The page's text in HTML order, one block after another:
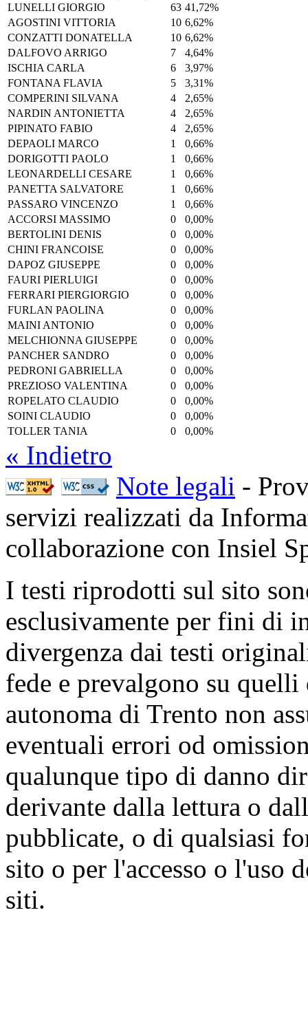
LUNELLI GIORGIO
63 41,72%
AGOSTINI VITTORIA
10 6,62%
CONZATTI DONATELLA
10 6,62%
DALFOVO ARRIGO
7
4,64%
ISCHIA CARLA
6
3,97%
FONTANA FLAVIA
5
3,31%
COMPERINI SILVANA
4
2,65%
NARDIN ANTONIETTA
4
2,65%
PIPINATO FABIO
4
2,65%
DEPAOLI MARCO
1
0,66%
DORIGOTTI PAOLO
1
0,66%
LEONARDELLI CESARE
1
0,66%
PANETTA SALVATORE
1
0,66%
PASSARO VINCENZO
1
0,66%
ACCORSI MASSIMO
0
0,00%
BERTOLINI DENIS
0
0,00%
CHINI FRANCOISE
0
0,00%
DAPOZ GIUSEPPE
0
0,00%
FAURI PIERLUIGI
0
0,00%
FERRARI PIERGIORGIO
0
0,00%
FURLAN PAOLINA
0
0,00%
MAINI ANTONIO
0
0,00%
MELCHIONNA GIUSEPPE
0
0,00%
PANCHER SANDRO
0
0,00%
PEDRONI GABRIELLA
0
0,00%
PREZIOSO VALENTINA
0
0,00%
ROPELATO CLAUDIO
0
0,00%
SOINI CLAUDIO
0
0,00%
TOLLER TANIA
0 0,00%
« Indietro
Note legali -
servizi realizzati da
collaborazione con Insiel
I testi riprodotti sul sito
esclusivamente per fini di
divergenza dai testi
fede e prevalgono su
autonoma di Trento non
eventuali errori od
qualunque tipo di danno
derivante dalla lettura o
pubblicate, o di qualsiasi
sito o per l'accesso o l'uso
siti.